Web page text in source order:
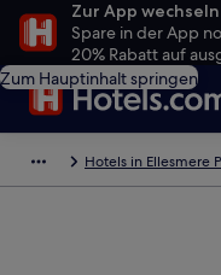
Zur App wechseln
Spare in der App
20% Rabatt auf
Zum Hauptinhalt springen
Hotels in Ellesmere